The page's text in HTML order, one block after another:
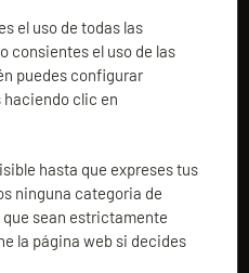
el uso de todas las
consientes el uso de las
puedes configurar
clic en
hasta que expreses tus
ninguna categoria de
sean estrictamente
la página web si decides